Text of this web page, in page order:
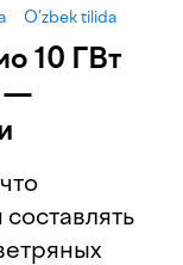
O‘zbek tilida
10 ГВт
—